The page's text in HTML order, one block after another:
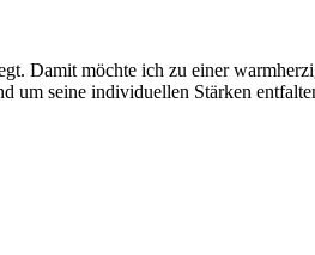
Damit möchte ich zu einer
um seine individuellen Stärken